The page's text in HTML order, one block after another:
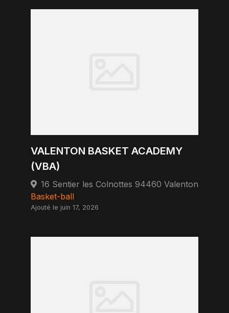
VALENTON BASKET ACADEMY
(VBA)
16 Sentier les Colnottes 94460 Valenton
Basket-ball
Ajouté le juin 17, 2026